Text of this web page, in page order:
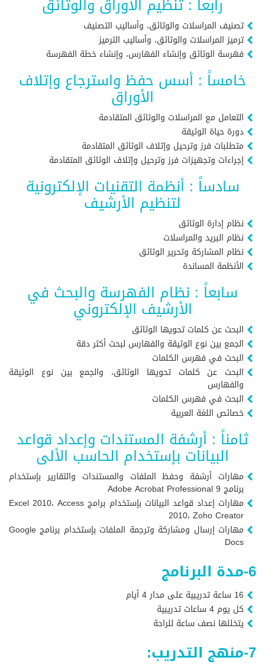
تصنيف المراسلات والوثائق، وأساليب التصنيف
ترميز المراسلات والوثائق، وأساليب الترميز
فهرسة الوثائق وإنشاء الفهارس، وإنشاء خطة الفهرسة
خامساً : أسس حفظ واسترجاع وإتلاف
الأوراق
التعامل مع المراسلات والوثائق المتقادمة
دورة حياة الوثيقة
متطلبات فرز وترحيل وإتلاف الوثائق المتقادمة
إجراءات وتجهيزات فرز وترحيل وإتلاف الوثائق المتقادمة
سادساً : أنظمة التقنيات الإلكترونية
لتنظيم الأرشيف
نظام إدارة الوثائق
نظام البريد والمراسلات
نظام المشاركة وتحرير الوثائق
الأنظمة المساندة
سابعاً : نظام الفهرسة والبحث في
الأرشيف الإلكتروني
البحث عن كلمات تحويها الوثائق
الجمع بين نوع الوثيقة والفهارس لبحث أكثر دقة
البحث في فهرس الكلمات
البحث عن كلمات تحويها الوثائق، والجمع بين نوع الوثيقة
والفهارس
البحث في فهرس الكلمات
خصائص اللغة العربية
ثامناً : أرشفة المستندات وإعداد قواعد
البيانات بإستخدام الحاسب الألى
مهارات أرشفة وحفظ الملفات والمستندات والتقارير بإستخدام
برنامج Adobe Acrobat Professional 9
مهارات إعداد قواعد البيانات بإستخدام برامج Excel 2010، Access
2010، Zoho Creator
مهارات إرسال ومشاركة وترجمة الملفات بإستخدام برنامج Google
Docs
6-مدة البرنامج
16 ساعة تدريبية على مدار 4 أيام
كل يوم 4 ساعات تدريبية
يتخللها نصف ساعة للراحة
7-منهج التدريب: